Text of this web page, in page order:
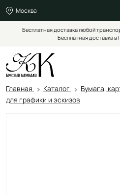
Москва
Бесплатная доставка любой
Бесплатная доставка в
Главная Каталог Бумага,
для графики и эскизов